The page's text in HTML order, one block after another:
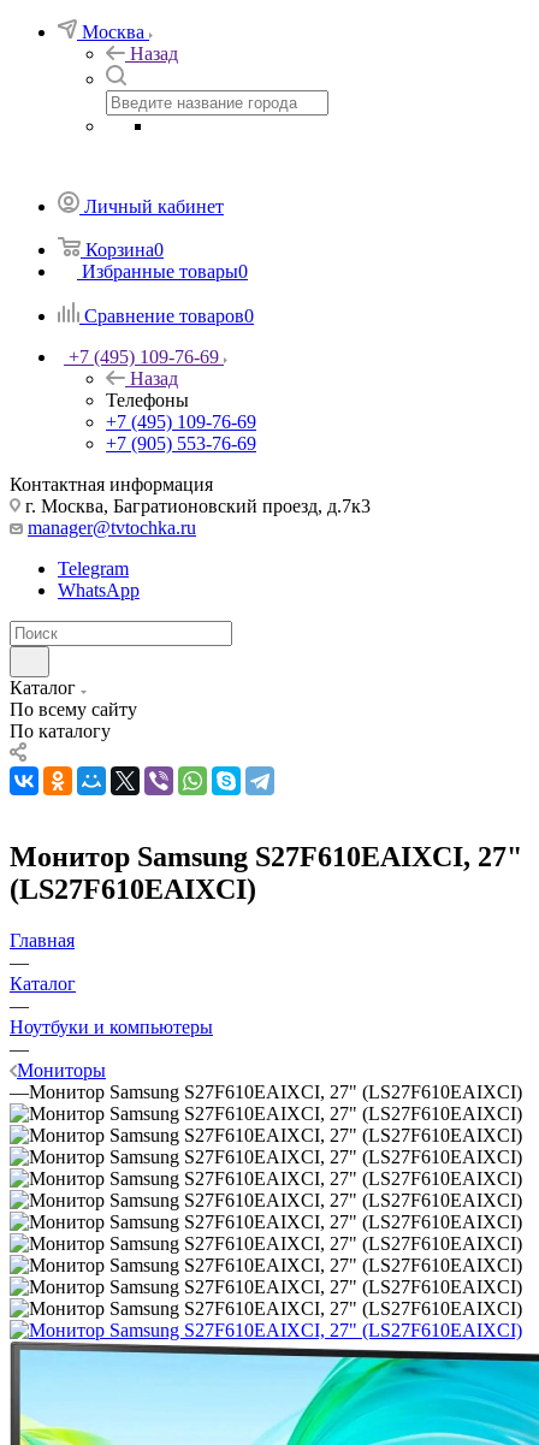
Москва
Назад
Личный кабинет
Корзина0
Избранные товары0
Сравнение товаров0
+7 (495) 109-76-69
Назад
Телефоны
+7 (495) 109-76-69
+7 (905) 553-76-69
Контактная информация
г. Москва, Багратионовский проезд, д.7к3
manager@tvtochka.ru
Telegram
WhatsApp
Каталог
По всему сайту
По каталогу
Монитор Samsung S27F610EAIXCI, 27"
(LS27F610EAIXCI)
Главная
—
Каталог
—
Ноутбуки и компьютеры
—
Мониторы
—Монитор Samsung S27F610EAIXCI, 27" (LS27F610EAIXCI)